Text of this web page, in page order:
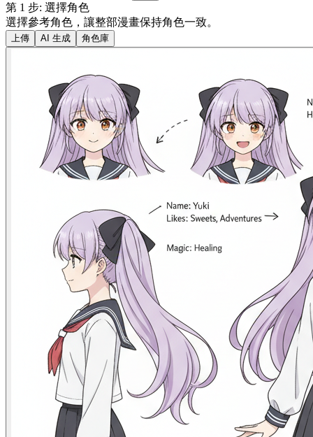
第 1 步: 選擇角色
選擇參考角色，讓整部漫畫保持角色一致。
上傳 AI 生成 角色庫